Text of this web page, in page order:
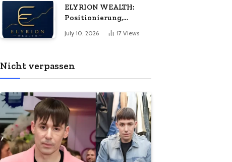
ELYRION WEALTH:
Positionierung,
Philosophie und das
Versprechen
July 10, 2026 17 Views
Nicht verpassen